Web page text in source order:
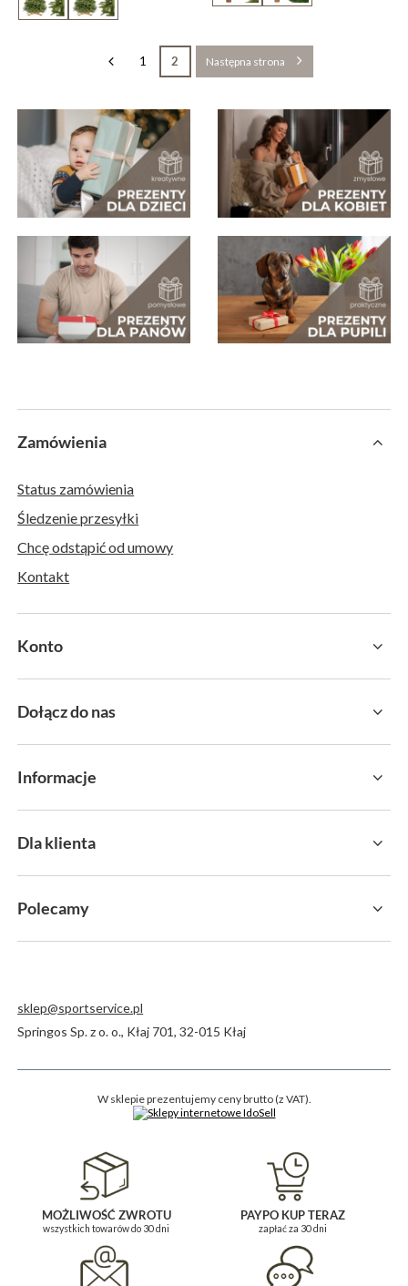
1 2 Następna strona
Zamówienia
Status zamówienia
Śledzenie przesyłki
Chcę odstąpić od umowy
Kontakt
Konto
Dołącz do nas
Informacje
Dla klienta
Polecamy
sklep@sportservice.pl
Springos Sp. z o. o., Kłaj 701,32-015 Kłaj
W sklepie prezentujemy ceny brutto (z VAT).
MOŻLIWOŚĆ ZWROTU
wszystkich towarów do 30 dni
PAYPO KUP TERAZ
zapłać za 30 dni